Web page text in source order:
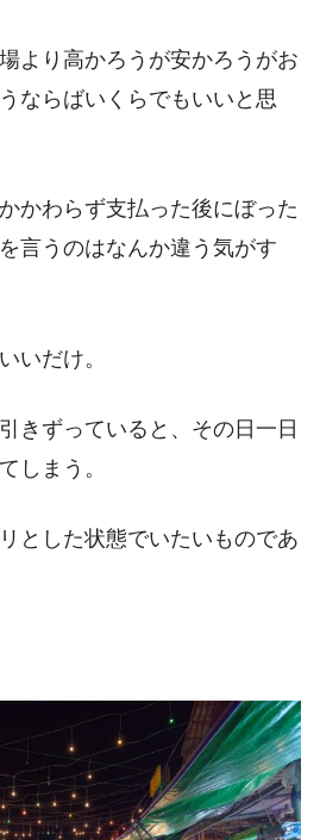
より高かろうが安かろうがお
ならばいくらでもいいと思
かわらず支払った後にぼった
言うのはなんか違う気がす
いだけ。
きずっていると、その日一日
しまう。
とした状態でいたいものであ